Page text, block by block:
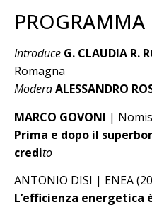
PROGRAMMA
Introduce G. CLAUDIA R.
Romagna
ModeraALESSANDRO
MARCO GOVONI |
Prima e dopo il
credito
ANTONIO DISI | ENEA
L’efficienza energetica